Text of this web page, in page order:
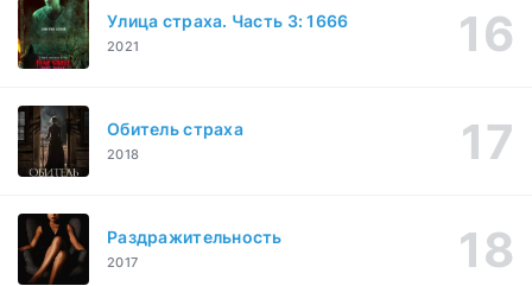
Улица страха. Часть 3: 1666
2021
Обитель страха
2018
Раздражительность
2017